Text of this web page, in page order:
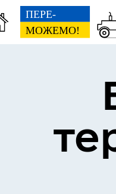
Герої не вмирають